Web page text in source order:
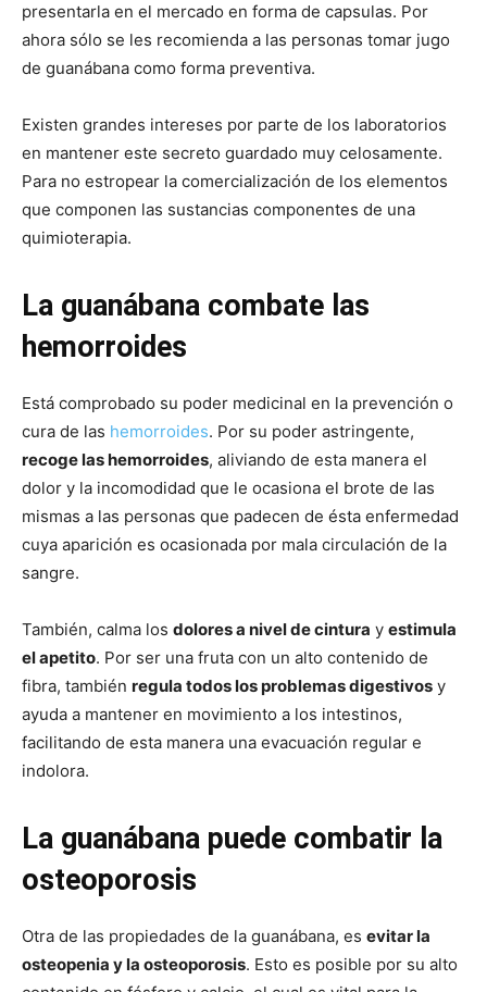
presentarla en el mercado en forma de capsulas. Por
ahora sólo se les recomienda a las personas tomar jugo
de guanábana como forma preventiva.
Existen grandes intereses por parte de los laboratorios
en mantener este secreto guardado muy celosamente.
Para no estropear la comercialización de los elementos
que componen las sustancias componentes de una
quimioterapia.
La guanábana combate las
hemorroides
Está comprobado su poder medicinal en la prevención o
cura de las hemorroides. Por su poder astringente,
recoge las hemorroides, aliviando de esta manera el
dolor y la incomodidad que le ocasiona el brote de las
mismas a las personas que padecen de ésta enfermedad
cuya aparición es ocasionada por mala circulación de la
sangre.
También, calma los dolores a nivel de cintura y estimula
el apetito. Por ser una fruta con un alto contenido de
fibra, también regula todos los problemas digestivos y
ayuda a mantener en movimiento a los intestinos,
facilitando de esta manera una evacuación regular e
indolora.
La guanábana puede combatir la
osteoporosis
Otra de las propiedades de la guanábana, es evitar la
osteopenia y la osteoporosis. Esto es posible por su alto